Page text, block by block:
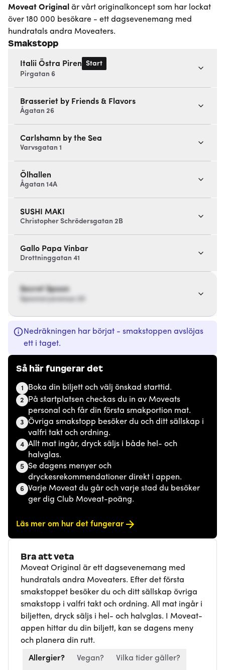
Moveat Original är vårt originalkoncept som har lockat
över 180 000 besökare - ett dagsevenemang med
hundratals andra Moveaters.
Smakstopp
Italii Östra Piren Start
Pirgatan 6
Brasseriet by Friends & Flavors
Ågatan 26
Carlshamn by the Sea
Varvsgatan 1
Ölhallen
Ågatan 14A
SUSHI MAKI
Christopher Schrödersgatan 2B
Gallo Papa Vinbar
Drottninggatan 41
Secret Spoon
Spoonaryavenue 20
Nedräkningen har börjat - smakstoppen avslöjas
ett i taget.
Så här fungerar det
1 Boka din biljett och välj önskad starttid.
2
På startplatsen checkas du in av Moveats
personal och får din första smakportion mat.
3 Övriga smakstopp besöker du och ditt sällskap i
valfri takt och ordning.
4 Allt mat ingår, dryck säljs i både hel- och
halvglas.
5 Se dagens menyer och
dryckesrekommendationer direkt i appen.
6 Varje Moveat du går och varje stad du besöker
ger dig Club Moveat-poäng.
Läs mer om hur det fungerar
Bra att veta
Moveat Original är ett dagsevenemang med
hundratals andra Moveaters. Efter det första
smakstoppet besöker du och ditt sällskap övriga
smakstopp i valfri takt och ordning. All mat ingår i
biljetten, dryck säljs i hel- och halvglas. I Moveat-
appen hittar du din biljett, kan se dagens meny
och planera din rutt.
Allergier? Vegan? Vilka tider gäller?